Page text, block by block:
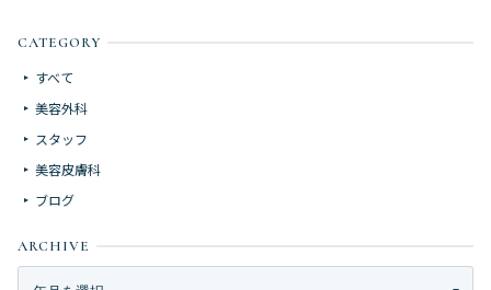
CATEGORY
すべて
美容外科
スタッフ
美容皮膚科
ブログ
ARCHIVE